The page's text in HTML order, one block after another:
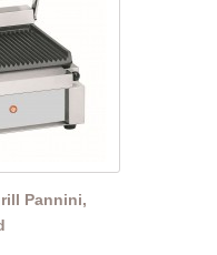
Pannini,